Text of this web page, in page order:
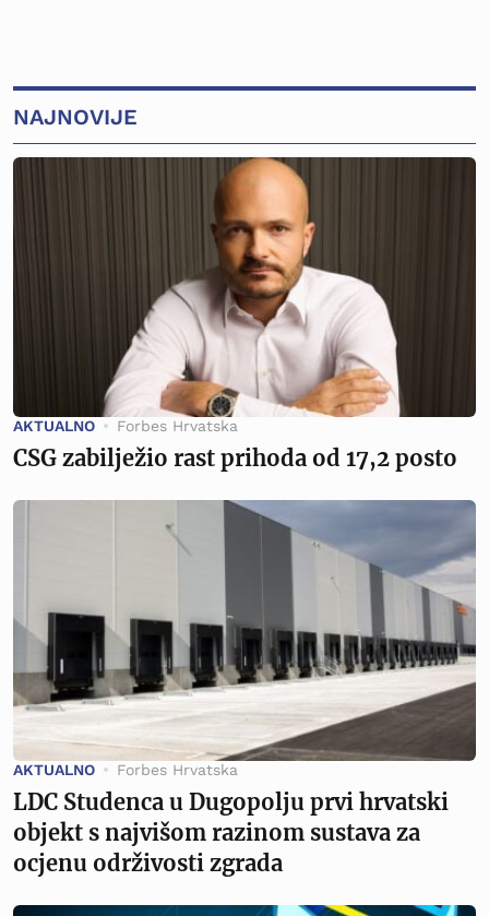
NAJNOVIJE
AKTUALNO Forbes Hrvatska
CSG zabilježio rast prihoda od 17,2 posto
AKTUALNO Forbes Hrvatska
LDC Studenca u Dugopolju prvi hrvatski
objekt s najvišom razinom sustava za
ocjenu održivosti zgrada